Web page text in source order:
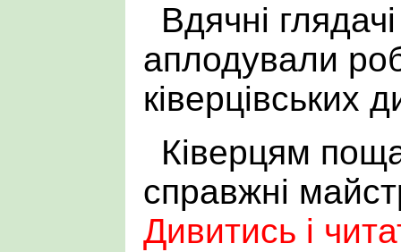
Вдячні
аплодували
ківерцівських
Ківерцям
справжні
Дивитись і